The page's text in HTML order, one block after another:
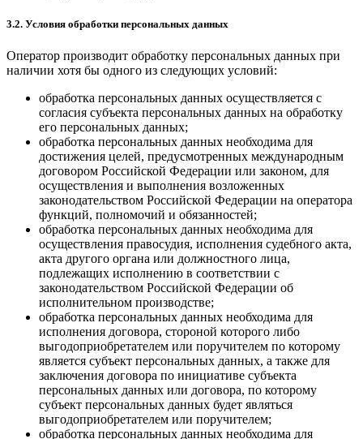
3.2. Условия обработки персональных данных
Оператор производит обработку персональных данных при
наличии хотя бы одного из следующих условий:
обработка персональных данных осуществляется с
согласия субъекта персональных данных на обработку
его персональных данных;
обработка персональных данных необходима для
достижения целей, предусмотренных международным
договором Российской Федерации или законом, для
осуществления и выполнения возложенных
законодательством Российской Федерации на оператора
функций, полномочий и обязанностей;
обработка персональных данных необходима для
осуществления правосудия, исполнения судебного акта,
акта другого органа или должностного лица,
подлежащих исполнению в соответствии с
законодательством Российской Федерации об
исполнительном производстве;
обработка персональных данных необходима для
исполнения договора, стороной которого либо
выгодоприобретателем или поручителем по которому
является субъект персональных данных, а также для
заключения договора по инициативе субъекта
персональных данных или договора, по которому
субъект персональных данных будет являться
выгодоприобретателем или поручителем;
обработка персональных данных необходима для